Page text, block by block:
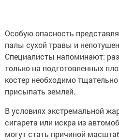
Особую опасность
палы сухой травы и
Специалисты напоминают:
только на подготовленных
костер необходимо
присыпать землей.
В условиях экстремальной
сигарета или искра из
могут стать причиной